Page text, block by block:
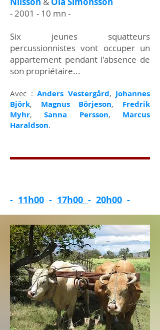
- 2001 - 10 mn -
Six jeunes squatteurs
percussionnistes vont occuper un
appartement pendant l'absence de
son propriétaire...
Avec : Anders Vestergård, Johannes
Björk, Magnus Börjeson, Fredrik
Myhr,Sanna Persson, Marcus
Haraldson.
- 11h00 - 17h00 - 20h00 -